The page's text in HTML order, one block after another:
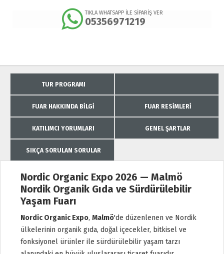
TIKLA WHATSAPP İLE SİPARİŞ VER
05356971219
TUR PROGRAMI
FUAR HAKKINDA BILGI FUAR RESIMLERI
KATILIMCI YORUMLARI GENEL ŞARTLAR
SIKÇA SORULAN SORULAR
Nordic Organic Expo 2026 — Malmö
Nordik Organik Gıda ve Sürdürülebilir
Yaşam Fuarı
Nordic Organic Expo, Malmö'de düzenlenen ve Nordik
ülkelerinin organik gıda, doğal içecekler, bitkisel ve
fonksiyonel ürünler ile sürdürülebilir yaşam tarzı